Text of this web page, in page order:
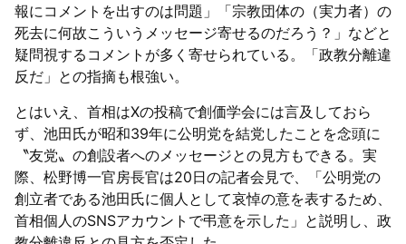
報にコメントを出すのは問題」「宗教団体の（実力者）の
死去に何故こういうメッセージ寄せるのだろう？」などと
疑問視するコメントが多く寄せられている。「政教分離違
反だ」との指摘も根強い。
とはいえ、首相はXの投稿で創価学会には言及しておら
ず、池田氏が昭和39年に公明党を結党したことを念頭に
〝友党〟の創設者へのメッセージとの見方もできる。実
際、松野博一官房長官は20日の記者会見で、「公明党の
創立者である池田氏に個人として哀悼の意を表するため、
首相個人のSNSアカウントで弔意を示した」と説明し、政